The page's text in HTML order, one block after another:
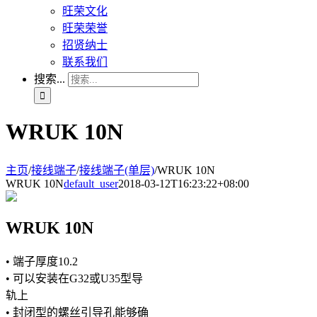
旺荣文化
旺荣荣誉
招贤纳士
联系我们
搜索...
WRUK 10N
主页/接线端子/接线端子(单层)/WRUK 10N
WRUK 10Ndefault_user2018-03-12T16:23:22+08:00
WRUK 10N
• 端子厚度10.2
• 可以安装在G32或U35型导
轨上
• 封闭型的螺丝引导孔能够确